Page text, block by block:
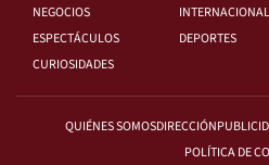
NEGOCIOS
ESPECTÁCULOS
DEPORTES
CURIOSIDADES
QUIÉNES SOMOSDIRECCIÓN
POLÍTICA DE